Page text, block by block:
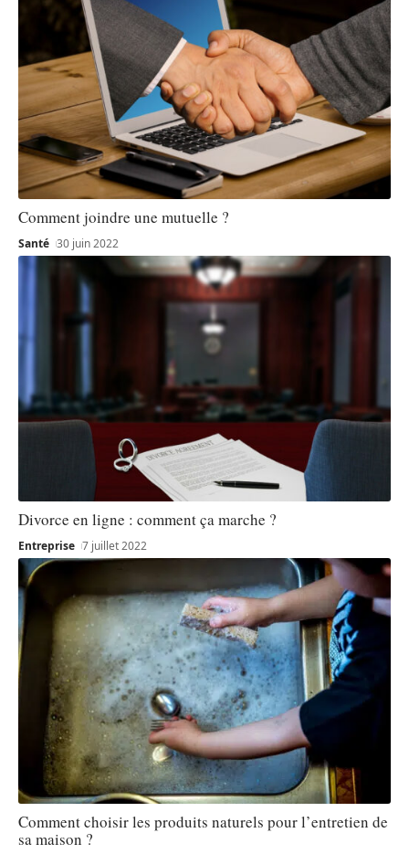
Comment joindre une mutuelle ?
Santé 30 juin 2022
Divorce en ligne : comment ça marche ?
Entreprise 7 juillet 2022
Comment choisir les produits naturels pour l’entretien de
sa maison ?